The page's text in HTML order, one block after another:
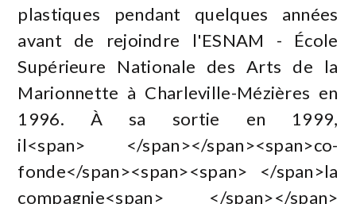
plastiques pendant quelques années
avant de rejoindre l'ESNAM - École
Supérieure Nationale des Arts de la
Marionnette à Charleville-Mézières en
1996. À sa sortie en 1999,
il<span> </span></span><span>co-
fonde</span><span><span> </span>la
compagnie<span> </span></span>